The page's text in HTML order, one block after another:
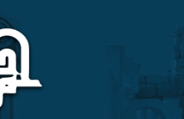
content
main
navigation
footer